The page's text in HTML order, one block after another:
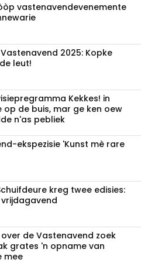
vastenavendevenemente
2025: Kopke
leut!
Kekkes! in
op de buis, mar ge ken oew
n'as pebliek
ekspezisie 'Kunst mè rare
kreg twee edisies:
de Vastenavend zoek
grates 'n opname van
mee